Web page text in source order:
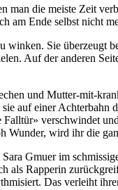
man die meiste Zeit
am Ende selbst nicht
winken. Sie überzeugt
Auf der anderen
und Mutter-mit-
auf einer
Falltür» verschwindet
Wunder, wird ihr die
Gmuer im
als Rapperin
Das verleiht